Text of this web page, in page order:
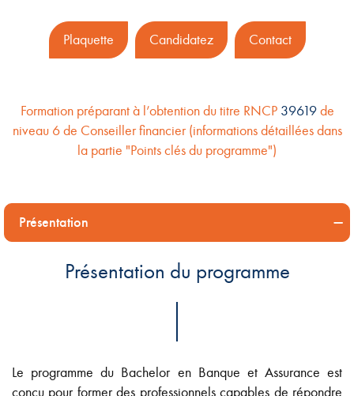
Plaquette Candidatez Contact
Formation préparant à l’obtention du titre RNCP 39619de
niveau 6 de Conseiller financier (informations détaillées dans
la partie "Points clés du programme")
Présentation
Présentation du programme
Le programme du Bachelor en Banque et Assurance est
conçu pour former des professionnels capables de répondre